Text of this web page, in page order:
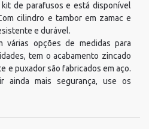
de parafusos e está disponível
cilindro e tambor em zamac e
e durável.
várias opções de medidas para
tem o acabamento zincado
e puxador são fabricados em aço.
ainda mais segurança, use os